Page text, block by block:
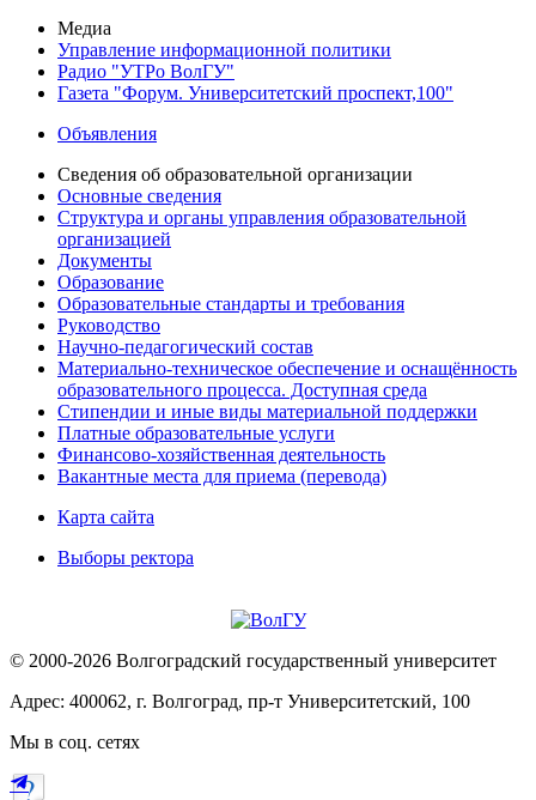
Медиа
Управление информационной политики
Радио "УТРо ВолГУ"
Газета "Форум. Университетский проспект,100"
Объявления
Сведения об образовательной организации
Основные сведения
Структура и органы управления образовательной
организацией
Документы
Образование
Образовательные стандарты и требования
Руководство
Научно-педагогический состав
Материально-техническое обеспечение и оснащённость
образовательного процесса. Доступная среда
Стипендии и иные виды материальной поддержки
Платные образовательные услуги
Финансово-хозяйственная деятельность
Вакантные места для приема (перевода)
Карта сайта
Выборы ректора
© 2000-2026 Волгоградский государственный университет
Адрес: 400062, г. Волгоград, пр-т Университетский, 100
Мы в соц. сетях